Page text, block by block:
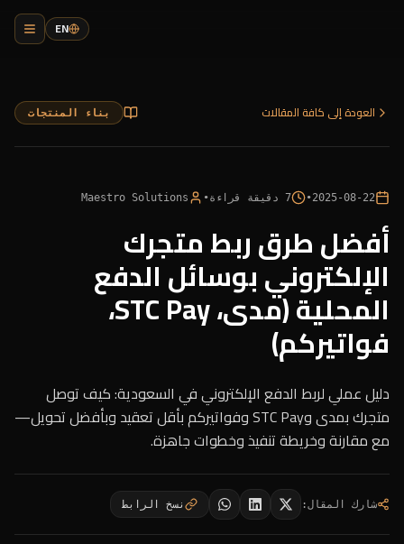
EN
العودة إلى كافة المقالات بناء المنتجات
2025-08-22
•
7 دقيقة قراءة•
Maestro Solutions
أفضل طرق ربط متجرك
الإلكتروني بوسائل الدفع
المحلية (مدى، STC Pay،
فواتيركم)
دليل عملي لربط الدفع الإلكتروني في السعودية: كيف توصل
متجرك بمدى وSTC Pay وفواتيركم بأقل تعقيد وبأفضل تحويل—
مع مقارنة وخريطة تنفيذ وخطوات جاهزة.
شارك المقال: نسخ الرابط